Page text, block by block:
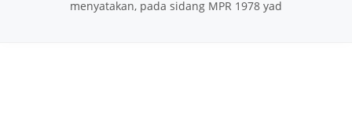
menyatakan, pada sidang MPR 1978 yad